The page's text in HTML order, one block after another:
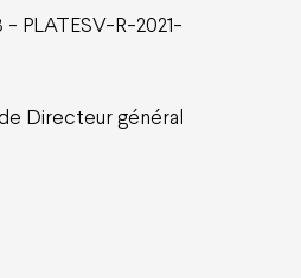
PLATESV-R-2021-
Directeur général